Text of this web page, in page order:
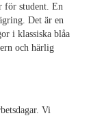
för student. En
Det är en
i klassiska blåa
och härlig
Vi